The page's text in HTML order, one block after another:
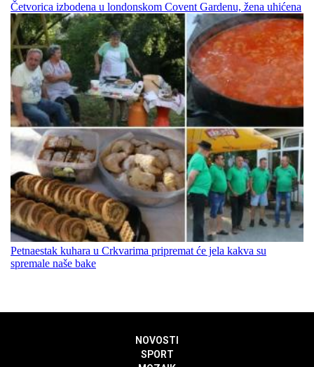
Četvorica izbodena u londonskom Covent Gardenu, žena uhićena
Petnaestak kuhara u Crkvarima pripremat će jela kakva su
spremale naše bake
NOVOSTI
SPORT